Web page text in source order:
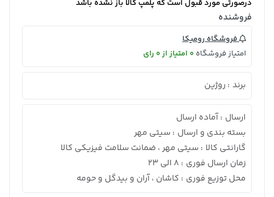
درصورتی مورد قبول است که پلمپ کالا باز نشده باشد
فروشنده
فروشگاه رومیکا
امتیاز فروشگاه 0 امتیاز از 0 رای
برند : روژین
ارسال : آماده ارسال
بسته بندی و ارسال : سیتی مهر
گارانتی کالا : سیتی مهر ، ضمانت سلامت فیزیکی کالا
زمان ارسال فوری : 8 الی 23
محل توزیع فوری : کاشان ، آران و بیدگل و حومه